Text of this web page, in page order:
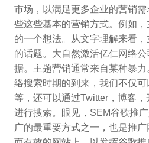
市场，以满足更多企业的营销
些这些基本的营销方式。例如
的一个想法。从文字理解来看
的话题。大自然激活亿仁网络
据。主题营销通常来自某种暴
络搜索时期的到来，我们不仅
等，还可以通过Twitter，博客
进行搜索。眼见，SEM谷歌推
广的最重要方式之一，也是推